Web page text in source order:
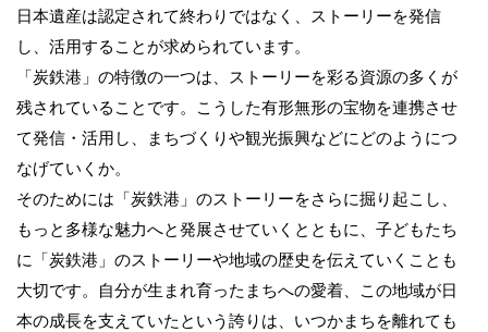
日本遺産は認定されて終わりではなく、ストーリーを発信
し、活用することが求められています。
「炭鉄港」の特徴の一つは、ストーリーを彩る資源の多くが
残されていることです。こうした有形無形の宝物を連携させ
て発信・活用し、まちづくりや観光振興などにどのようにつ
なげていくか。
そのためには「炭鉄港」のストーリーをさらに掘り起こし、
もっと多様な魅力へと発展させていくとともに、子どもたち
に「炭鉄港」のストーリーや地域の歴史を伝えていくことも
大切です。自分が生まれ育ったまちへの愛着、この地域が日
本の成長を支えていたという誇りは、いつかまちを離れても